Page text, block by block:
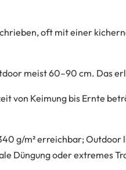
oft mit einer
meist 60–90 cm. Das
von Keimung bis Ernte
g/m² erreichbar; Outdoor
Düngung oder extremes